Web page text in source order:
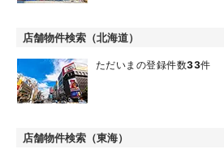
店舗物件検索（北海道）
ただいまの登録件数33件
店舗物件検索（東海）